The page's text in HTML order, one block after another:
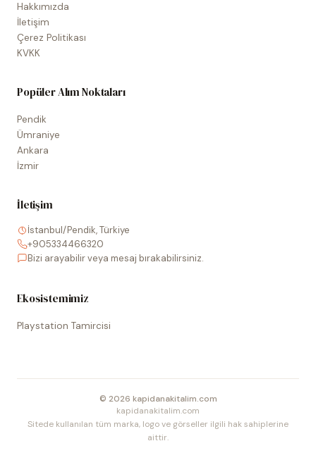
Hakkımızda
İletişim
Çerez Politikası
KVKK
Popüler Alım Noktaları
Pendik
Ümraniye
Ankara
İzmir
İletişim
İstanbul/Pendik, Türkiye
+905334466320
Bizi arayabilir veya mesaj bırakabilirsiniz.
Ekosistemimiz
Playstation Tamircisi
© 2026 kapidanakitalim.com
kapidanakitalim.com
Sitede kullanılan tüm marka, logo ve görseller ilgili hak sahiplerine
aittir.